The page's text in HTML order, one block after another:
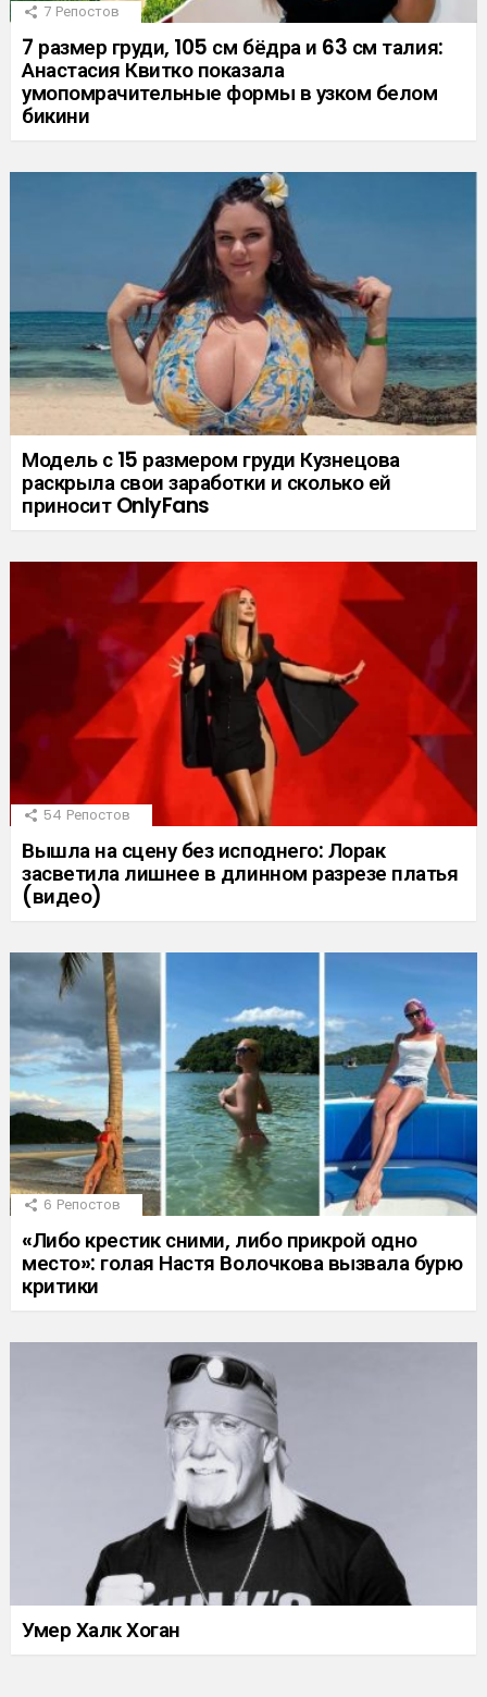
7 Репостов
7 размер груди, 105 см бёдра и 63 см талия:
Анастасия Квитко показала
умопомрачительные формы в узком белом
бикини
Модель с 15 размером груди Кузнецова
раскрыла свои заработки и сколько ей
приносит OnlyFans
54 Репостов
Вышла на сцену без исподнего: Лорак
засветила лишнее в длинном разрезе платья
(видео)
6 Репостов
«Либо крестик сними, либо прикрой одно
место»: голая Настя Волочкова вызвала бурю
критики
Умер Халк Хоган